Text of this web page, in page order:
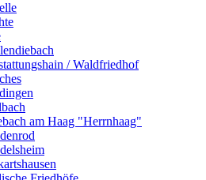
/ Waldfriedhof
am Haag "Herrnhaag"